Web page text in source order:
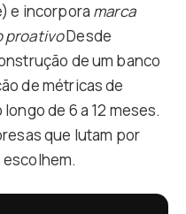
e incorpora marca
proativoDesde
de um banco
de métricas de
de 6 a 12 meses.
que lutam por